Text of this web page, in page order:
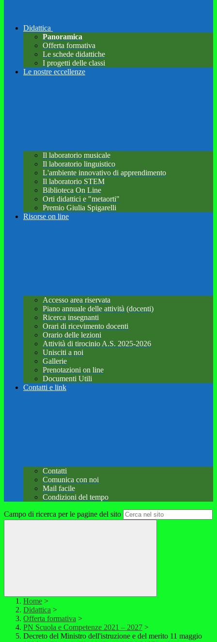
Didattica
Panoramica
Offerta formativa
Le schede didattiche
I progetti delle classi
Le nostre eccellenze
Il laboratorio musicale
Il laboratorio linguistico
L'ambiente innovativo di apprendimento
Il laboratorio STEM
Biblioteca On Line
Orti didattici e "metaorti"
Premio Giulia Spigarelli
Risorse on line
Accesso area riservata
Piano annuale delle attività (docenti)
Ricerca insegnanti
Orari di ricevimento docenti
Orario delle lezioni
Attività di tirocinio A.S. 2025-2026
Unisciti a noi
Gallerie
Prenotazioni on line
Documenti Utili
Contatti e link
Contatti
Comunica con noi
Mail facile
Condizioni del tempo
Campo di ricerca per le pagine del sito
Home >
Didattica >
Offerta formativa >
PN Scuola e Competenze 2021 – 2027 >
Decreto del Ministro dell'istruzione e del merito 11 maggio